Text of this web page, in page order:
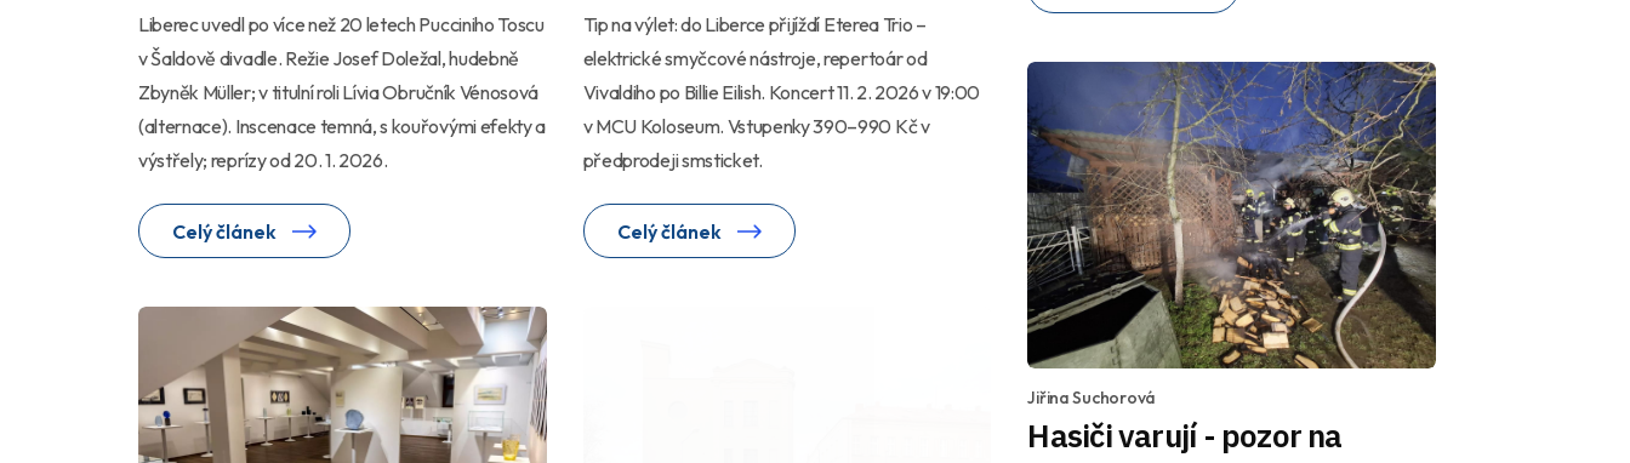
Tip na výlet: do Liberce přijíždí Eterea Trio –
elektrické smyčcové nástroje, repertoár od
Vivaldiho po Billie Eilish. Koncert 11. 2. 2026 v 19:00
v MCU Koloseum. Vstupenky 390–990 Kč v
předprodeji smsticket.
Celý článek
Liberec uvedl po více než 20 letech Pucciniho Toscu
v Šaldově divadle. Režie Josef Doležal, hudebně
Zbyněk Müller; v titulní roli Lívia Obručník Vénosová
(alternace). Inscenace temná, s kouřovými efekty a
výstřely; reprízy od 20. 1. 2026.
Celý článek
Jiřina Suchorová
Hasiči varují - pozor na